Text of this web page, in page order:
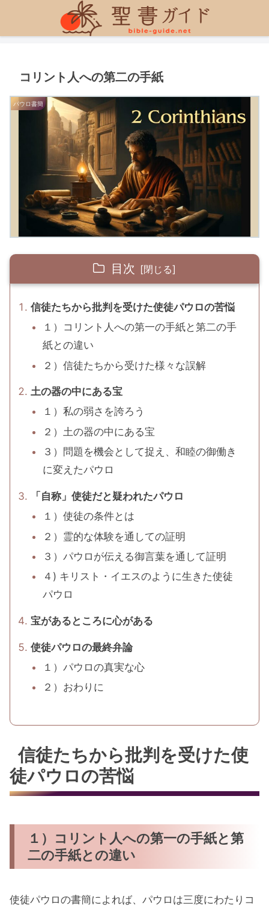
コリント人への第二の手紙
パウロ書簡
目次
信徒たちから批判を受けた使徒パウロの苦悩
１）コリント人への第一の手紙と第二の手
紙との違い
２）信徒たちから受けた様々な誤解
土の器の中にある宝
１）私の弱さを誇ろう
２）土の器の中にある宝
３）問題を機会として捉え、和睦の御働き
に変えたパウロ
「自称」使徒だと疑われたパウロ
１）使徒の条件とは
２）霊的な体験を通しての証明
３）パウロが伝える御言葉を通して証明
４) キリスト・イエスのように生きた使徒
パウロ
宝があるところに心がある
使徒パウロの最終弁論
１）パウロの真実な心
２）おわりに
信徒たちから批判を受けた使
徒パウロの苦悩
１）コリント人への第一の手紙と第
二の手紙との違い
使徒パウロの書簡によれば、パウロは三度にわたりコ